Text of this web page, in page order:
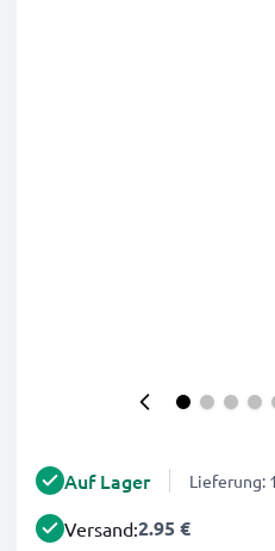
Auf Lager Lieferung:
Versand:2.95 €